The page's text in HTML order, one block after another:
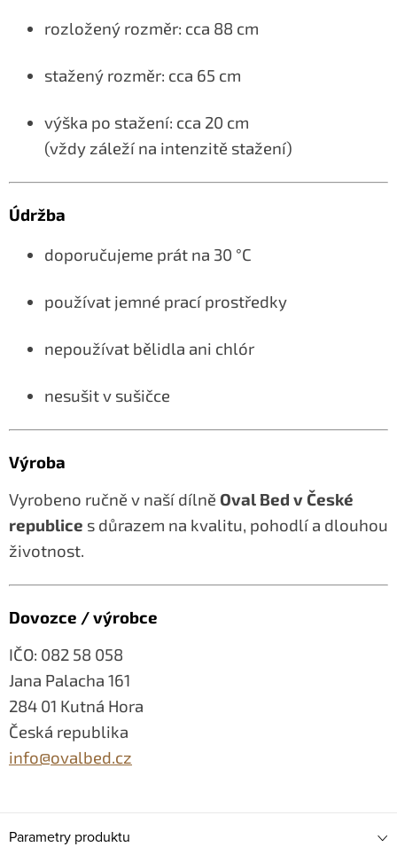
rozložený rozměr: cca 88 cm
stažený rozměr: cca 65 cm
výška po stažení: cca 20 cm
(vždy záleží na intenzitě stažení)
Údržba
doporučujeme prát na 30 °C
používat jemné prací prostředky
nepoužívat bělidla ani chlór
nesušit v sušičce
Výroba
Vyrobeno ručně v naší dílně Oval Bed v České
republice s důrazem na kvalitu, pohodlí a dlouhou
životnost.
Dovozce / výrobce
IČO: 082 58 058
Jana Palacha 161
284 01 Kutná Hora
Česká republika
info@ovalbed.cz
Parametry produktu